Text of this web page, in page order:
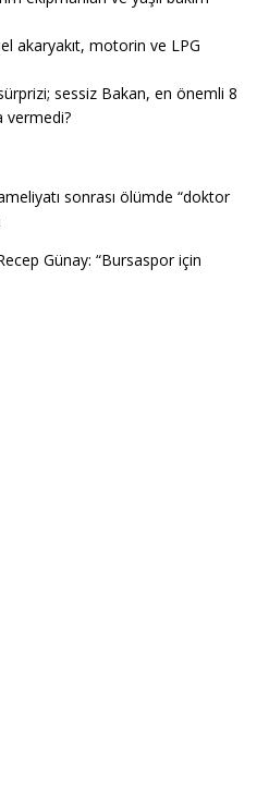
akaryakıt, motorin ve LPG
sessiz Bakan, en önemli 8
vermedi?
sonrası ölümde “doktor
Günay: “Bursaspor için